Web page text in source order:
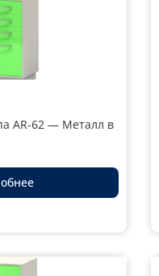
AR-62 — Металл в